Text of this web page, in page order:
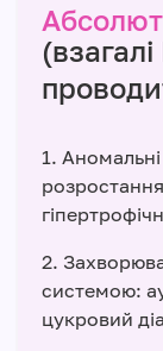
1.
2.
системою:
цукровий